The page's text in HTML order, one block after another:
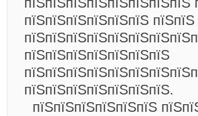
пїЅпїЅпїЅпїЅпїЅпїЅ
пїЅпїЅпїЅпїЅпїЅпїЅпїЅ
пїЅпїЅпїЅпїЅпїЅпїЅпїЅ.
пїЅпїЅпїЅпїЅпїЅпїЅ